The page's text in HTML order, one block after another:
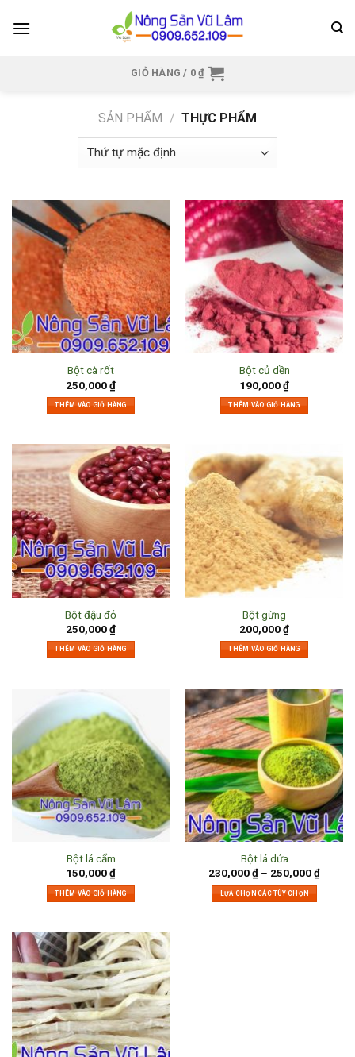
GIỎ HÀNG / 0₫
SẢN PHẨM / THỰC PHẨM
Bột cà rốt
250,000₫
THÊM VÀO GIỎ HÀNG
Bột củ dền
190,000₫
THÊM VÀO GIỎ HÀNG
Bột đậu đỏ
250,000₫
THÊM VÀO GIỎ HÀNG
Bột gừng
200,000₫
THÊM VÀO GIỎ HÀNG
Bột lá cẩm
150,000₫
THÊM VÀO GIỎ HÀNG
Bột lá dứa
230,000₫ – 250,000₫
LỰA CHỌN CÁC TÙY CHỌN